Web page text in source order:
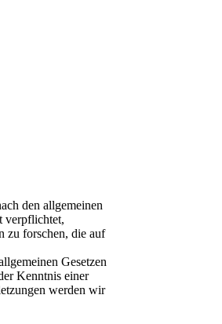
den allgemeinen
verpflichtet,
zu forschen, die auf
Gesetzen
Kenntnis einer
werden wir